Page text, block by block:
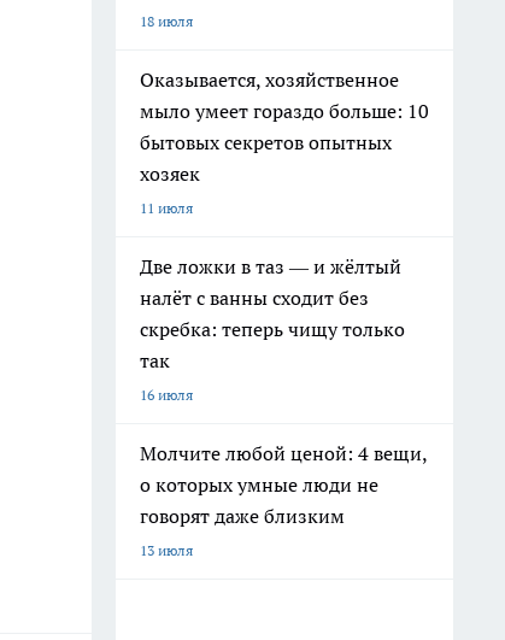
18 июля
Оказывается, хозяйственное
мыло умеет гораздо больше: 10
бытовых секретов опытных
хозяек
11 июля
Две ложки в таз — и жёлтый
налёт с ванны сходит без
скребка: теперь чищу только
так
16 июля
Молчите любой ценой: 4 вещи,
о которых умные люди не
говорят даже близким
13 июля